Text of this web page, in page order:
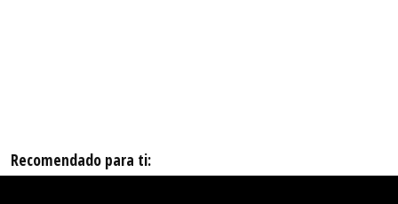
Recomendado para ti: